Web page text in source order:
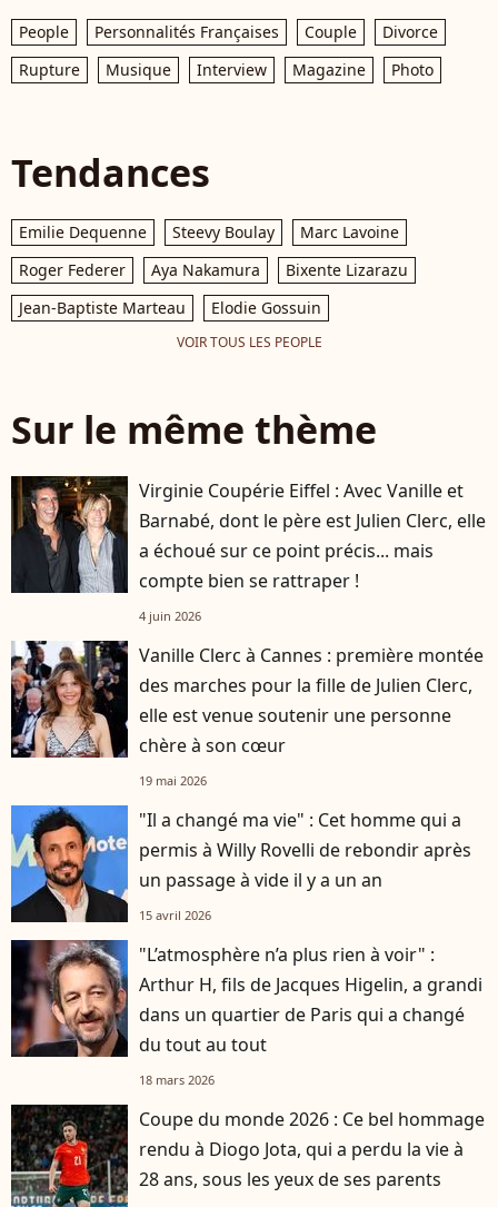
People Personnalités Françaises Couple
Divorce
Rupture
Musique Interview Magazine Photo
Tendances
Emilie Dequenne Steevy Boulay
Marc Lavoine
Roger Federer
Aya Nakamura
Bixente Lizarazu
Jean-Baptiste Marteau
Elodie Gossuin
VOIR TOUS LES PEOPLE
Sur le même thème
Virginie Coupérie Eiffel : Avec Vanille et
Barnabé, dont le père est Julien Clerc, elle
a échoué sur ce point précis... mais
compte bien se rattraper !
4 juin 2026
Vanille Clerc à Cannes : première montée
des marches pour la fille de Julien Clerc,
elle est venue soutenir une personne
chère à son cœur
19 mai 2026
"Il a changé ma vie" : Cet homme qui a
permis à Willy Rovelli de rebondir après
un passage à vide il y a un an
15 avril 2026
"L’atmosphère n’a plus rien à voir" :
Arthur H, fils de Jacques Higelin, a grandi
dans un quartier de Paris qui a changé
du tout au tout
18 mars 2026
Coupe du monde 2026 : Ce bel hommage
rendu à Diogo Jota, qui a perdu la vie à
28 ans, sous les yeux de ses parents